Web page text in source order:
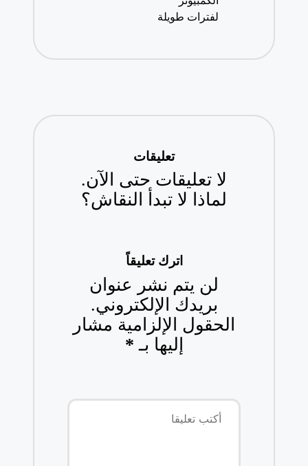
لفترات طويلة
تعليقات
لا تعليقات حتى الآن.
لماذا لا تبدأ النقاش؟
اترك تعليقاً
لن يتم نشر عنوان
بريدك الإلكتروني.
الحقول الإلزامية مشار
إليها بـ *